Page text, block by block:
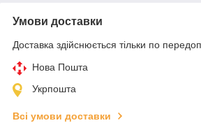
Умови доставки
Доставка здійснюється тільки по
Нова Пошта
Укрпошта
Всі умови доставки